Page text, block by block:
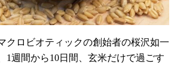
クロビオティックの創始者の桜沢如一
1週間から10日間、玄米だけで過ごす